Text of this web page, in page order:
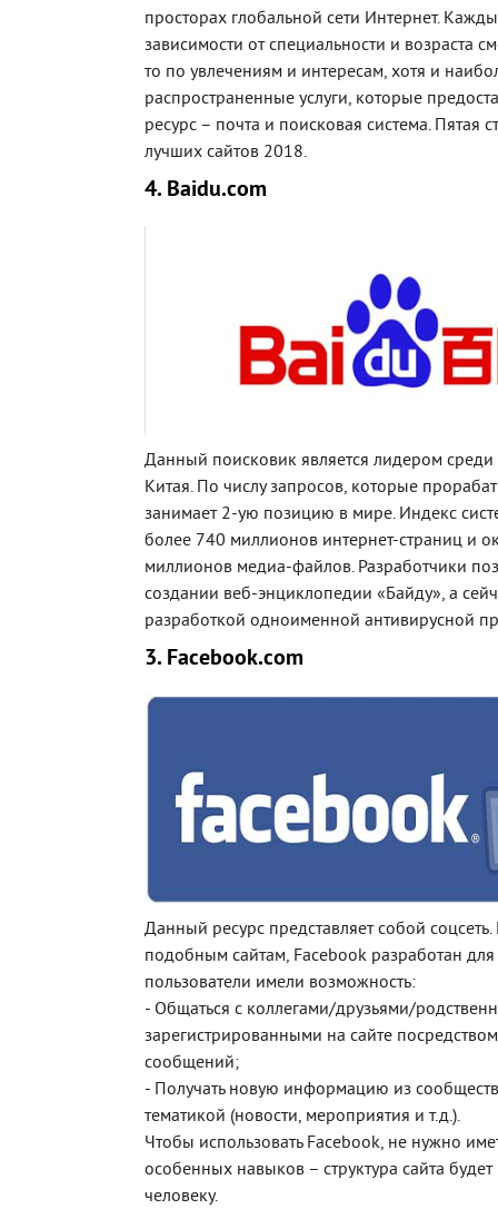
просторах глобальной сети Интернет.
зависимости от специальности и возраста
то по увлечениям и интересам, хотя и
распространенные услуги, которые
ресурс – почта и поисковая система. Пятая
лучших сайтов 2018.
4. Baidu.com
Данный поисковик является лидером
Китая. По числу запросов, которые
занимает 2-ую позицию в мире. Индекс
более 740 миллионов интернет-страниц и
миллионов медиа-файлов. Разработчики
создании веб-энциклопедии «Байду», а
разработкой одноименной антивирусной
3. Facebook.com
Данный ресурс представляет собой
подобным сайтам, Facebook разработан для
пользователи имели возможность:
- Общаться с коллегами/друзьями/
зарегистрированными на сайте
сообщений;
- Получать новую информацию из
тематикой (новости, мероприятия и т.д.).
Чтобы использовать Facebook, не нужно
особенных навыков – структура сайта
человеку.